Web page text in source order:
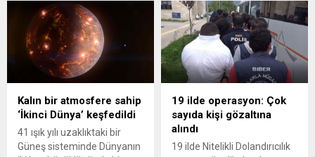
kargo ücreti, vergi
yükümlülükler adı altında
para talep ediyor.
amacıyla alınacak kararlar
için hazırlanacak yol
haritasının belirlenmesi
adına “Deprem ve Depremin
İnşaat Sektörüne Etkileri”
çalıştayı düzenlendi.
Kalın bir atmosfere sahip
‘İkinci Dünya’ keşfedildi
41 ışık yılı uzaklıktaki bir
Güneş sisteminde Dünyanın
19 ilde operasyon: Çok
sayıda kişi gözaltına
alındı
19 ilde Nitelikli Dolandırıcılık